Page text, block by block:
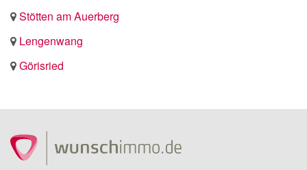
Stötten am Auerberg
Lengenwang
Görisried